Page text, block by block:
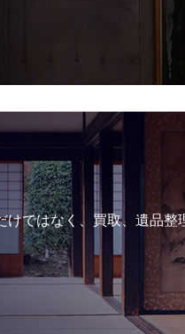
ではなく、買取、遺品